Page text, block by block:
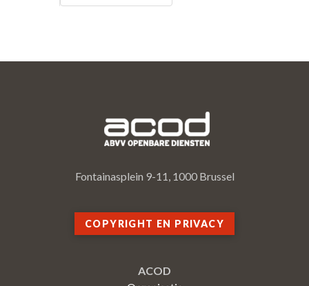
Fontainasplein 9-11, 1000 Brussel
COPYRIGHT EN PRIVACY
ACOD